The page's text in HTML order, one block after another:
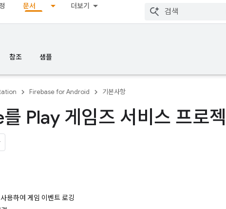
문서 더보기
참조 샘플
Firebase for Android 기본사항
를 Play 게임즈 서비스 프로
용하여 게임 이벤트 로깅